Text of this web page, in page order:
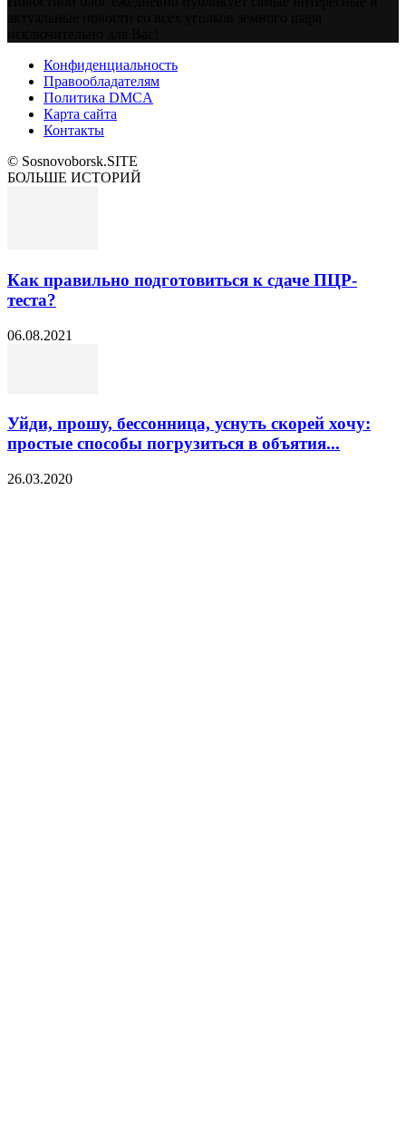
Конфиденциальность
Правообладателям
Политика DMCA
Карта сайта
Контакты
© Sosnovoborsk.SITE
БОЛЬШЕ ИСТОРИЙ
Как правильно подготовиться к сдаче ПЦР-
теста?
06.08.2021
Уйди, прошу, бессонница, уснуть скорей хочу:
простые способы погрузиться в объятия...
26.03.2020